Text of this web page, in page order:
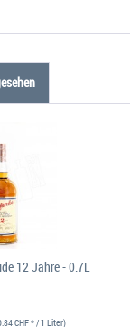
12 Jahre - 0.7L
CHF * / 1 Liter)